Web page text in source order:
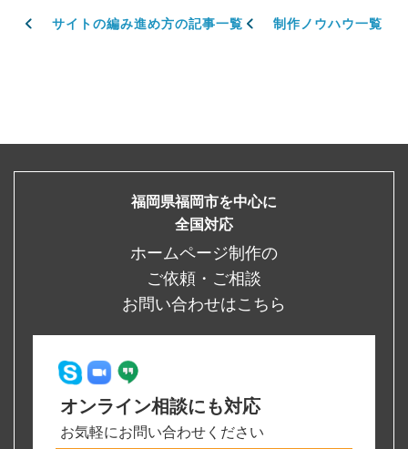
サイトの編み進め方の記事一覧 制作ノウハウ一覧
福岡県福岡市を中心に
全国対応
ホームページ制作の
ご依頼・ご相談
お問い合わせはこちら
オンライン相談にも対応
お気軽にお問い合わせください